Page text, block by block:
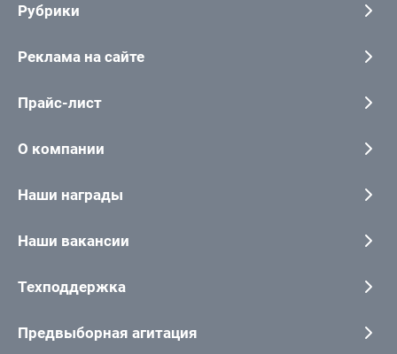
Рубрики
Реклама на сайте
Прайс-лист
О компании
Наши награды
Наши вакансии
Техподдержка
Предвыборная агитация